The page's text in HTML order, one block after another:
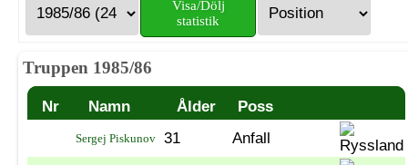
Visa/Dölj
statistik
Truppen 1985/86
Nr Namn Ålder Poss
Sergej Piskunov 31 Anfall